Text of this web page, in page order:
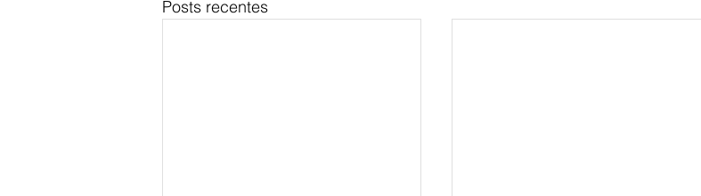
Posts recentes